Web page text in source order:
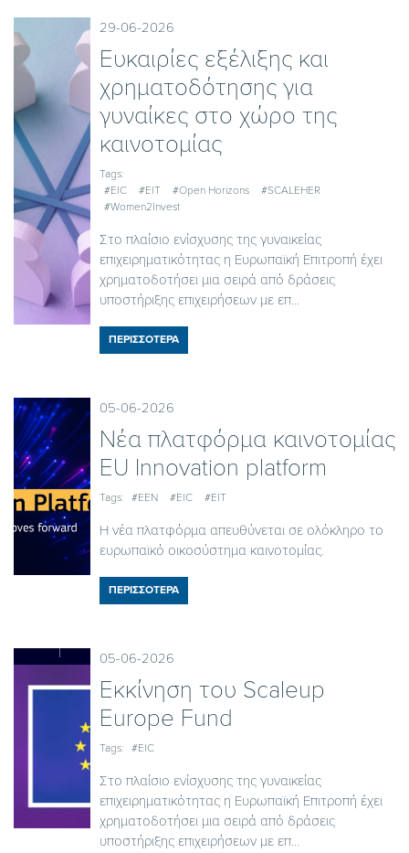
29-06-2026
Ευκαιρίες εξέλιξης και
χρηματοδότησης για
γυναίκες στο χώρο της
καινοτομίας
Tags:
#EIC
#EIT #Open Horizons
#SCALEHER
#Women2Invest
Στο πλαίσιο ενίσχυσης της γυναικείας
επιχειρηματικότητας η Ευρωπαϊκή Επιτροπή έχει
χρηματοδοτήσει μια σειρά από δράσεις
υποστήριξης επιχειρήσεων με επ...
ΠΕΡΙΣΣΟΤΕΡΑ
05-06-2026
Nέα πλατφόρμα καινοτομίας
EU Innovation platform
Tags: #EEN #EIC #EIT
Η νέα πλατφόρμα απευθύνεται σε ολόκληρο το
ευρωπαϊκό οικοσύστημα καινοτομίας.
ΠΕΡΙΣΣΟΤΕΡΑ
05-06-2026
Εκκίνηση του Scaleup
Europe Fund
Tags: #EIC
Στο πλαίσιο ενίσχυσης της γυναικείας
επιχειρηματικότητας η Ευρωπαϊκή Επιτροπή έχει
χρηματοδοτήσει μια σειρά από δράσεις
υποστήριξης επιχειρήσεων με επ...